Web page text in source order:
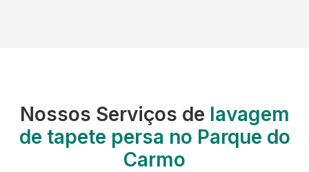
Nossos Serviços de lavagem
de tapete persa no Parque do
Carmo